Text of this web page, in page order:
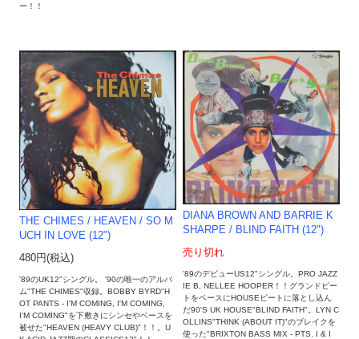
ー！！
THE CHIMES / HEAVEN / SO M
UCH IN LOVE (12")
480円(税込)
'89のUK12"シングル。 '90の唯一のアルバ
ム"THE CHIMES"収録。BOBBY BYRD"H
OT PANTS - I'M COMING, I'M COMING,
I'M COMING"を下敷きにシンセやベースを
被せた"HEAVEN (HEAVY CLUB)"！！。U
DIANA BROWN AND BARRIE K
SHARPE / BLIND FAITH (12")
売り切れ
'89のデビューUS12"シングル。PRO JAZZ
IE B, NELLEE HOOPER！！グランドビー
トをベースにHOUSEビートに落とし込ん
だ90'S UK HOUSE"BLIND FAITH"。LYN C
OLLINS"THINK (ABOUT IT)"のブレイクを
使った"BRIXTON BASS MIX - PTS. I & I